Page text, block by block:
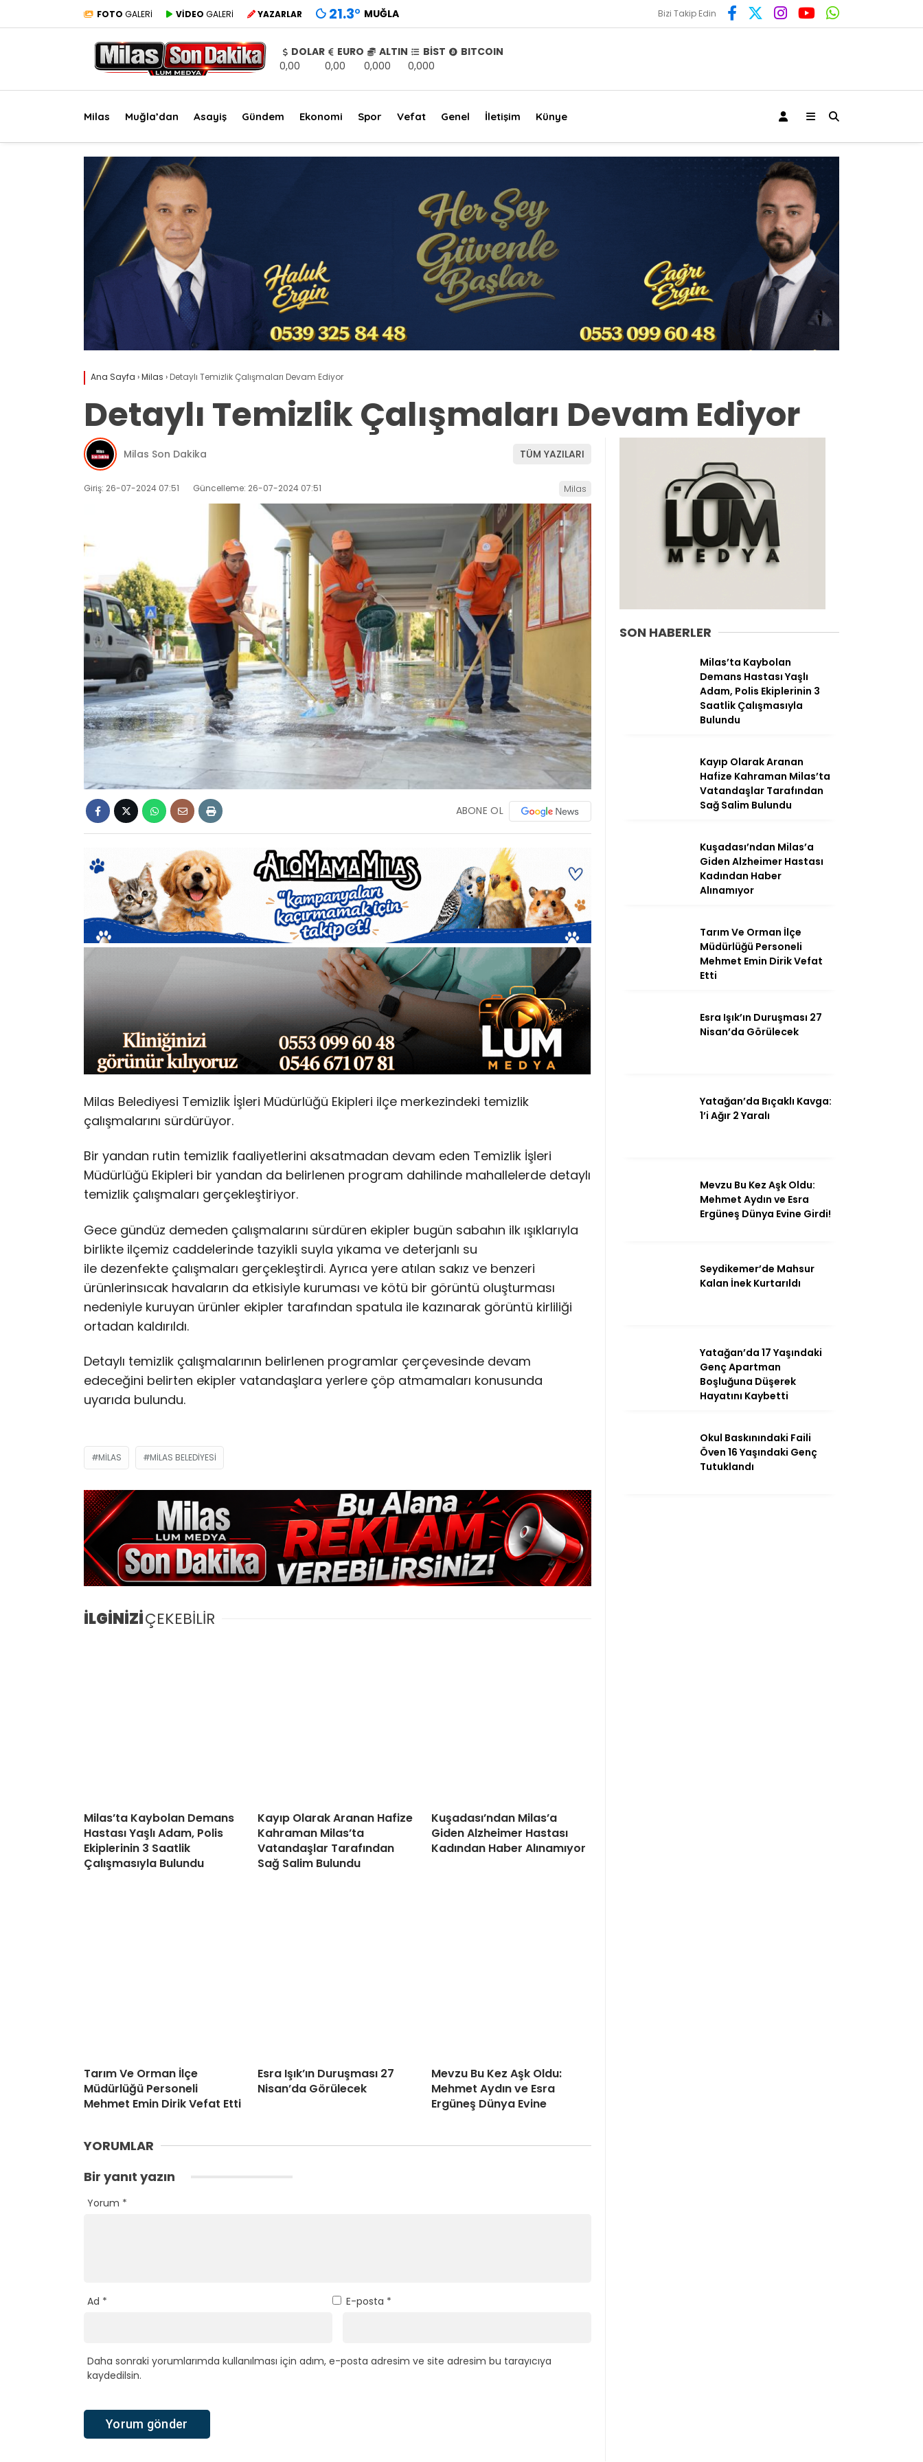
Milas
Gündem
Spor
Vefat
Genel
İletişim
Youtube
FOTO GALERİ VİDEO GALERİ YAZARLAR 21.3° MUĞLA Bizi Takip Edin
DOLAR
0,00
EURO
0,00
ALTIN
0,000
BİST
0,000
BITCOIN
Milas Muğla’dan Asayiş Gündem Ekonomi Spor Vefat Genel İletişim Künye
Ana Sayfa ›Milas › Detaylı Temizlik Çalışmaları Devam Ediyor
Detaylı Temizlik Çalışmaları Devam Ediyor
Milas Son Dakika TÜM YAZILARI
Giriş: 26-07-2024 07:51 Güncelleme: 26-07-2024 07:51 Milas
ABONE OL
Milas Belediyesi Temizlik İşleri Müdürlüğü Ekipleri ilçe merkezindeki temizlik
çalışmalarını sürdürüyor.
Bir yandan rutin temizlik faaliyetlerini aksatmadan devam eden Temizlik İşleri
Müdürlüğü Ekipleri bir yandan da belirlenen program dahilinde mahallelerde detaylı
temizlik çalışmaları gerçekleştiriyor.
Gece gündüz demeden çalışmalarını sürdüren ekipler bugün sabahın ilk ışıklarıyla
birlikte ilçemiz caddelerinde tazyikli suyla yıkama ve deterjanlı su
ile dezenfekte çalışmaları gerçekleştirdi. Ayrıca yere atılan sakız ve benzeri
ürünlerinsıcak havaların da etkisiyle kuruması ve kötü bir görüntü oluşturması
nedeniyle kuruyan ürünler ekipler tarafından spatula ile kazınarak görüntü kirliliği
ortadan kaldırıldı.
Detaylı temizlik çalışmalarının belirlenen programlar çerçevesinde devam
edeceğini belirten ekipler vatandaşlara yerlere çöp atmamaları konusunda
uyarıda bulundu.
MILAS MILAS BELEDIYESI
İLGİNİZİÇEKEBİLİR
Milas’ta Kaybolan Demans
Hastası Yaşlı Adam, Polis
Ekiplerinin 3 Saatlik
Çalışmasıyla Bulundu
Kayıp Olarak Aranan Hafize
Kahraman Milas’ta
Vatandaşlar Tarafından
Sağ Salim Bulundu
Kuşadası’ndan Milas’a
Giden Alzheimer Hastası
Kadından Haber Alınamıyor
Tarım Ve Orman İlçe
Müdürlüğü Personeli
Mehmet Emin Dirik Vefat Etti
Esra Işık’ın Duruşması 27
Nisan’da Görülecek
Mevzu Bu Kez Aşk Oldu:
Mehmet Aydın ve Esra
Ergüneş Dünya Evine
YORUMLAR
Bir yanıt yazın
Yorum *
Ad * E-posta *
Daha sonraki yorumlarımda kullanılması için adım, e-posta adresim ve site adresim bu tarayıcıya
kaydedilsin.
SON HABERLER
Milas’ta Kaybolan
Demans Hastası Yaşlı
Adam, Polis Ekiplerinin 3
Saatlik Çalışmasıyla
Bulundu
Kayıp Olarak Aranan
Hafize Kahraman Milas’ta
Vatandaşlar Tarafından
Sağ Salim Bulundu
Kuşadası’ndan Milas’a
Giden Alzheimer Hastası
Kadından Haber
Alınamıyor
Tarım Ve Orman İlçe
Müdürlüğü Personeli
Mehmet Emin Dirik Vefat
Etti
Esra Işık’ın Duruşması 27
Nisan’da Görülecek
Yatağan’da Bıçaklı Kavga:
1’i Ağır 2 Yaralı
Mevzu Bu Kez Aşk Oldu:
Mehmet Aydın ve Esra
Ergüneş Dünya Evine Girdi!
Seydikemer’de Mahsur
Kalan İnek Kurtarıldı
Yatağan’da 17 Yaşındaki
Genç Apartman
Boşluğuna Düşerek
Hayatını Kaybetti
Okul Baskınındaki Faili
Öven 16 Yaşındaki Genç
Tutuklandı